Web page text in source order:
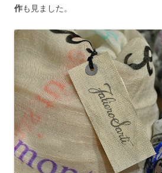
作も見ました。